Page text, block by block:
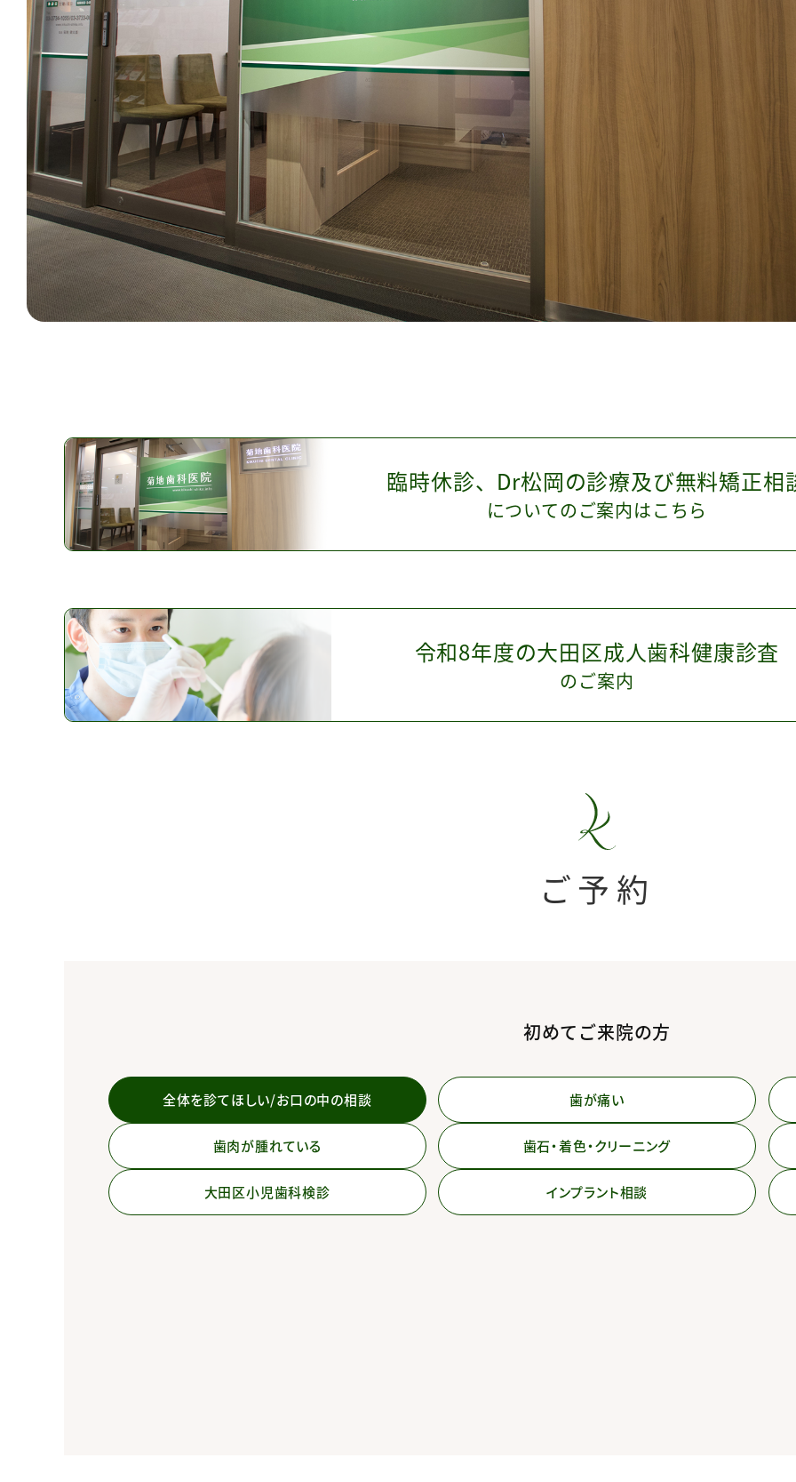
臨時休診、Dr松岡の診療及び無料矯正相
についてのご案内はこちら
令和8年度の大田区成人歯科健康診査
のご案内
ご予約
初めてご来院の方
全体を診てほしい/お口の中の相談 歯が痛い
歯肉が腫れている 歯石・着色・クリーニング
大田区小児歯科検診 インプラント相談